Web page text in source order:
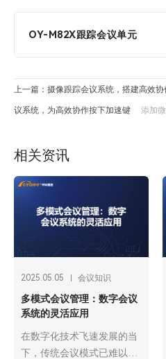
OY-M82X跟踪会议单元
上一篇：摄像跟踪会议系统，搭建高效
议系统，为高效协作按下加速键 添加微
相关资讯
2025.05.05 会议知识
多模式会议管理：数字会议
系统的灵活应用
在数字化技术飞速发展的当
下，传统会议模式已难以满